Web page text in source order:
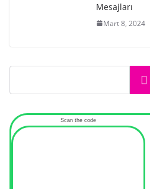
Mesajları
Mart 8, 2024
Ara
Scan the code